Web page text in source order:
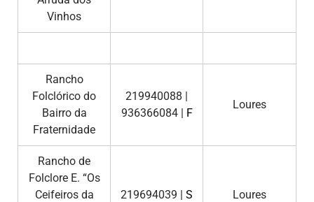
Vinhos
Rancho
Folclórico do
Bairro da
Fraternidade
219940088 |
936366084 | F
Loures
Rancho de
Folclore E. “Os
Ceifeiros da
219694039 | S Loures